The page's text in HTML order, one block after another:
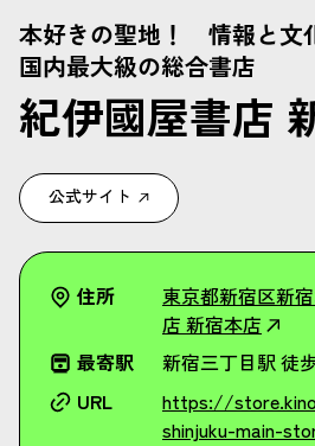
本好きの聖地！ 情報と文
国内最大級の総合書店
紀伊國屋書店
公式サイト
住所
東京都新宿区新
店 新宿本店
最寄駅
新宿三丁目駅 徒
URL
https://
shinjuku-main-